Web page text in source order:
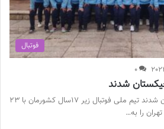
فوتبال
0
شدند
دختران نوجوان عازم تاجیکستان شدند تیم ملی فوتبال زیر ۱۷سال کشورمان با ۲۳
را به…